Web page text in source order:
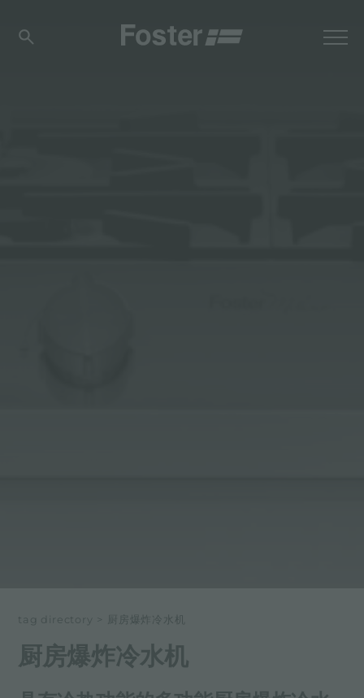
tag directory > 厨房爆炸冷水机
厨房爆炸冷水机